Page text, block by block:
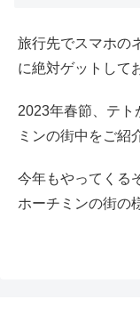
旅行先でスマホの
に絶対ゲットして
2023年春節、テト
ミンの街中をご紹
今年もやってくる
ホーチミンの街の